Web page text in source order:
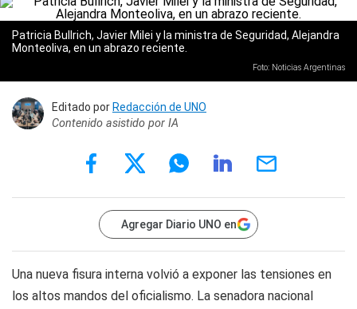
Patricia Bullrich, Javier Milei y la ministra de Seguridad, Alejandra
Monteoliva, en un abrazo reciente.
Foto: Noticias Argentinas
Editado porRedacción de UNO
Contenido asistido por IA
Agregar Diario UNO en
Una nueva fisura interna volvió a exponer las tensiones en
los altos mandos del oficialismo. La senadora nacional